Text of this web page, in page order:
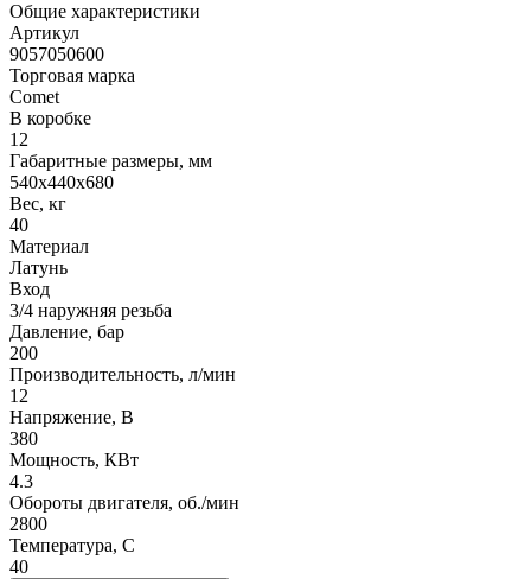
Общие характеристики
Артикул
9057050600
Торговая марка
Comet
В коробке
12
Габаритные размеры, мм
540x440x680
Вес, кг
40
Материал
Латунь
Вход
3/4 наружняя резьба
Давление, бар
200
Производительность, л/мин
12
Напряжение, В
380
Мощность, КВт
4.3
Обороты двигателя, об./мин
2800
Температура, C
40